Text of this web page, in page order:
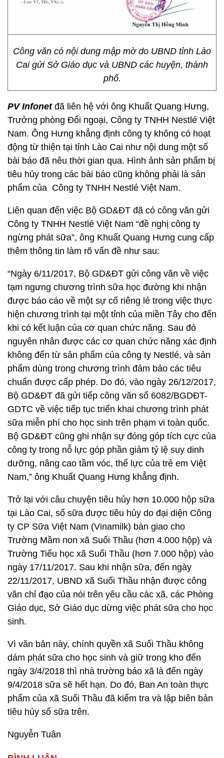
Công văn có nội dung mập mờ do UBND tỉnh Lào
Cai gửi Sở Giáo dục và UBND các huyện, thành
phố.
PV Infonetđã liên hệ với ông Khuất Quang Hưng,
Trưởng phòng Đối ngoại, Công ty TNHH Nestlé Việt
Nam. Ông Hưng khẳng định công ty không có hoạt
động từ thiện tại tỉnh Lào Cai như nội dung một số
bài báo đã nêu thời gian qua. Hình ảnh sản phẩm bị
tiêu hủy trong các bài báo cũng không phải là sản
phẩm của Công ty TNHH Nestlé Việt Nam.
Liên quan đến việc Bộ GD&ĐT đã có công văn gửi
Công ty TNHH Nestlé Việt Nam “đề nghị công ty
ngừng phát sữa”, ông Khuất Quang Hưng cung cấp
thêm thông tin làm rõ vấn đề như sau:
“Ngày 6/11/2017, Bộ GD&ĐT gửi công văn về việc
tạm ngưng chương trình sữa học đường khi nhận
được báo cáo về một sự cố riêng lẻ trong việc thực
hiện chương trình tại một tỉnh của miền Tây cho đến
khi có kết luận của cơ quan chức năng. Sau đó
nguyên nhân được các cơ quan chức năng xác định
không đến từ sản phẩm của công ty Nestlé, và sản
phẩm dùng trong chương trình đảm bảo các tiêu
chuẩn được cấp phép. Do đó, vào ngày 26/12/2017,
Bộ GD&ĐT đã gửi tiếp công văn số 6082/BGDĐT-
GDTC về việc tiếp tục triển khai chương trình phát
sữa miễn phí cho học sinh trên phạm vi toàn quốc.
Bộ GD&ĐT cũng ghi nhận sự đóng góp tích cực của
công ty trong nỗ lực góp phần giảm tỷ lệ suy dinh
dưỡng, nâng cao tầm vóc, thể lực của trẻ em Việt
Nam,” ông Khuất Quang Hưng khẳng định.
Trở lại với câu chuyện tiêu hủy hơn 10.000 hộp sữa
tại Lào Cai, số sữa được tiêu hủy do đại diện Công
ty CP Sữa Việt Nam (Vinamilk) bàn giao cho
Trường Mầm non xã Suối Thầu (hơn 4.000 hộp) và
Trường Tiểu học xã Suối Thầu (hơn 7.000 hộp) vào
ngày 17/11/2017. Sau khi nhận sữa, đến ngày
22/11/2017, UBND xã Suối Thầu nhận được công
văn chỉ đạo của nói trên yêu cầu các xã, các Phòng
Giáo dục, Sở Giáo dục dừng việc phát sữa cho học
sinh.
Vì văn bản này, chính quyền xã Suối Thầu không
dám phát sữa cho học sinh và giữ trong kho đến
ngày 3/4/2018 thì nhà trường báo xã là đến ngày
9/4/2018 sữa sẽ hết hạn. Do đó, Ban An toàn thực
phẩm của xã Suối Thầu đã kiểm tra và lập biên bản
tiêu hủy số sữa trên.
Nguyễn Tuân